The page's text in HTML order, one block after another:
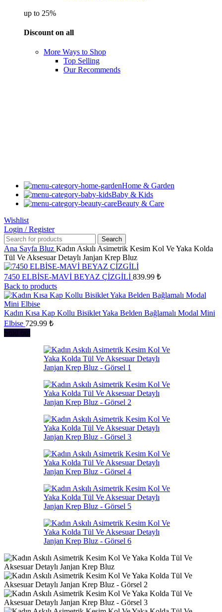
up to 25%
Discount on all
More Ways to Shop
Top Selling
Our Recommends
Home & Garden
Baby & Kids
Beauty & Care
Wishlist
Login / Register
Search
Ana Sayfa Bluz Kadın Askılı Asimetrik Kesim Kol Ve Yaka Kolda
Tül Ve Aksesuar Detaylı Janjan Krep Bluz
7450 ELBİSE-MAVİ BEYAZ ÇİZGİLİ 839.99 ₺
Back to products
Kadın Kısa Kap Kollu Bisiklet Yaka Belden Bağlamalı Modal Mini
Elbise 729.99 ₺
Sold out